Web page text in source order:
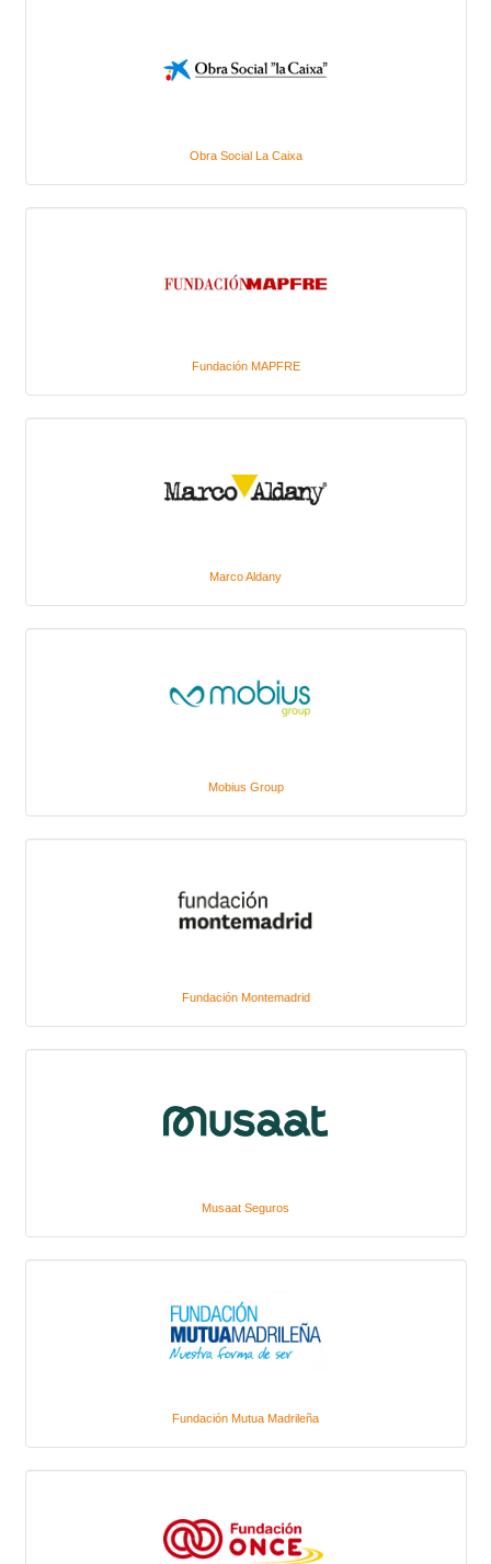
Obra Social La Caixa
Fundación MAPFRE
Marco Aldany
Mobius Group
Fundación Montemadrid
Musaat Seguros
Fundación Mutua Madrileña